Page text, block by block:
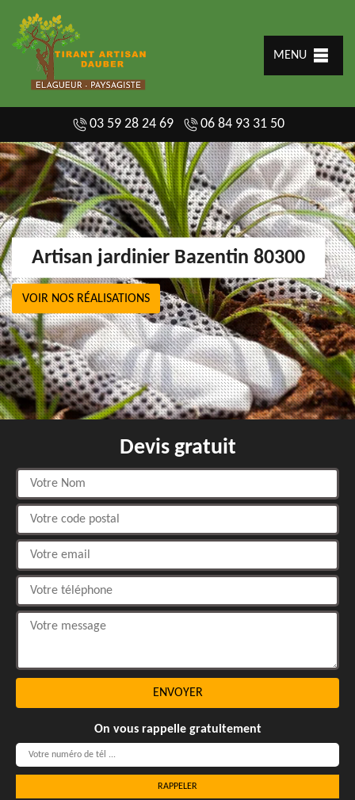
MENU
03 59 28 24 69 06 84 93 31 50
Artisan jardinier Bazentin 80300
VOIR NOS RÉALISATIONS
Devis gratuit
On vous rappelle gratuitement